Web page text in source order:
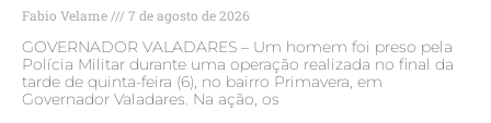
Fabio Velame 7 de agosto de 2026
GOVERNADOR VALADARES – Um homem foi preso pela
Polícia Militar durante uma operação realizada no final da
tarde de quinta-feira (6), no bairro Primavera, em
Governador Valadares. Na ação, os